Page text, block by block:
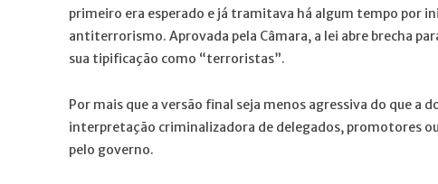
primeiro era esperado e já tramitava há algum tempo por
antiterrorismo. Aprovada pela Câmara, a lei abre brecha
sua tipificação como “terroristas”.
Por mais que a versão final seja menos agressiva do que a
interpretação criminalizadora de delegados, promotores
pelo governo.